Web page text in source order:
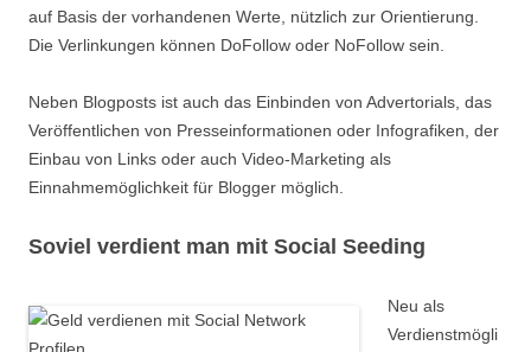
auf Basis der vorhandenen Werte, nützlich zur Orientierung.
Die Verlinkungen können DoFollow oder NoFollow sein.
Neben Blogposts ist auch das Einbinden von Advertorials, das
Veröffentlichen von Presseinformationen oder Infografiken, der
Einbau von Links oder auch Video-Marketing als
Einnahmemöglichkeit für Blogger möglich.
Soviel verdient man mit Social Seeding
Neu als
Verdienstmögli